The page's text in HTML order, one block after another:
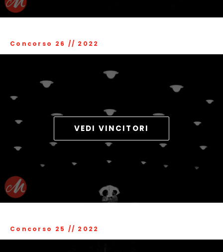
Concorso 26 // 2022
VEDI VINCITORI
Concorso 25 // 2022